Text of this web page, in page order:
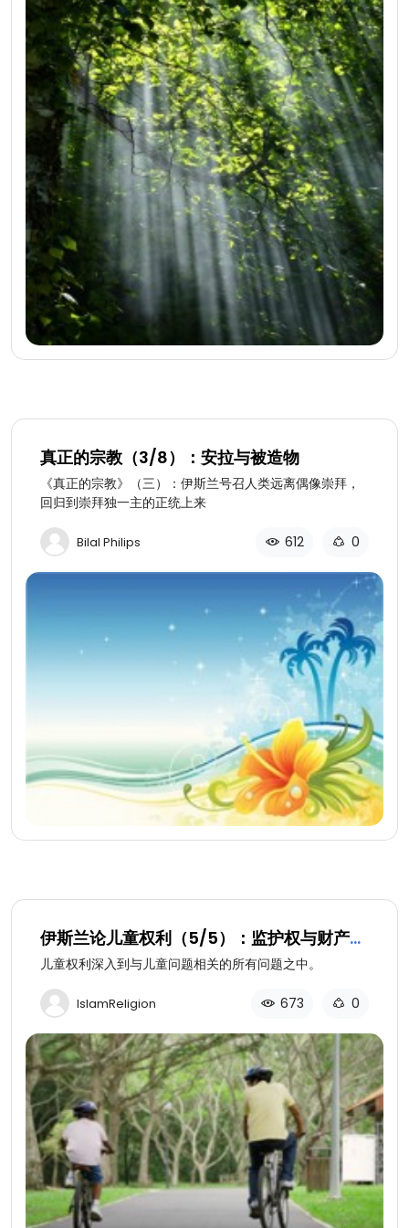
真正的宗教（3/8）：安拉与被造物
《真正的宗教》（三）：伊斯兰号召人类远离偶像崇拜，
回归到崇拜独一主的正统上来
Bilal Philips 612 0
伊斯兰论儿童权利（5/5）：监护权与财产的
公平分配
儿童权利深入到与儿童问题相关的所有问题之中。
IslamReligion 673 0